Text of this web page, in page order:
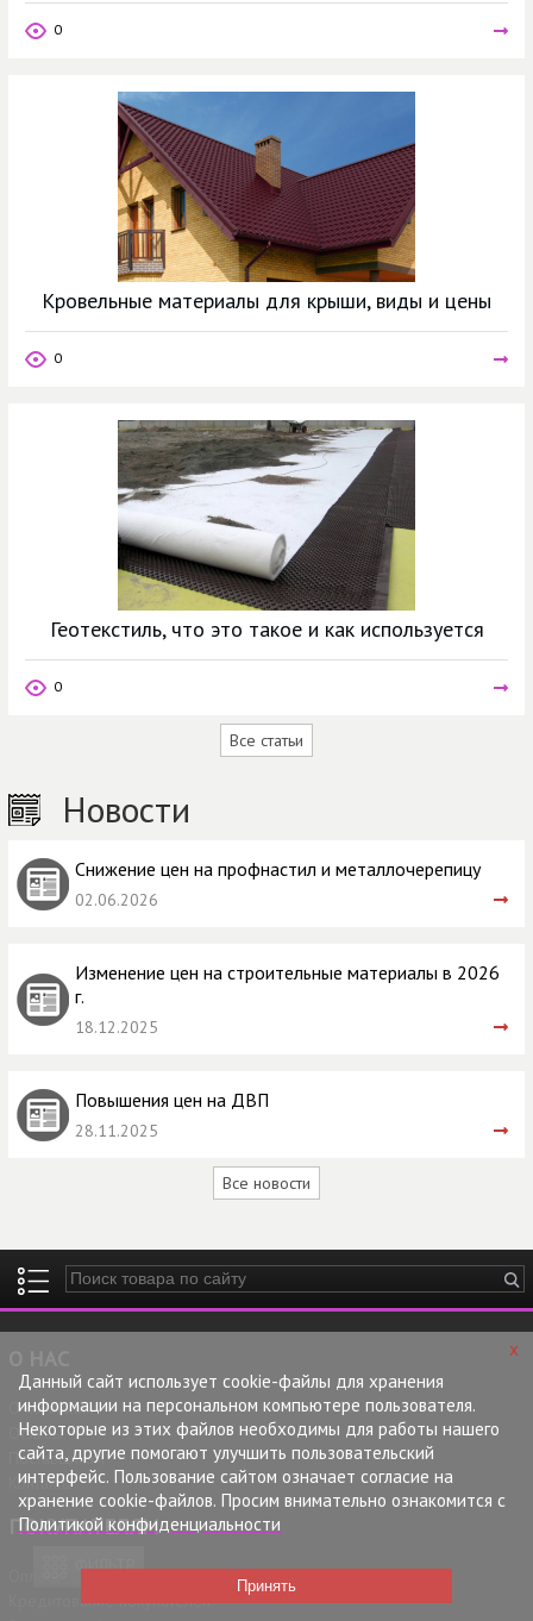
0
Кровельные материалы для крыши, виды и цены
0
Геотекстиль, что это такое и как используется
0
Все статьи
Новости
Снижение цен на профнастил и металлочерепицу
02.06.2026
Изменение цен на строительные материалы в 2026
г.
18.12.2025
Повышения цен на ДВП
28.11.2025
Все новости
ФИЛЬТР
Данный сайт использует cookie-файлы для хранения
информации на персональном компьютере пользователя.
Некоторые из этих файлов необходимы для работы нашего
сайта, другие помогают улучшить пользовательский
интерфейс. Пользование сайтом означает согласие на
хранение cookie-файлов. Просим внимательно ознакомится с
Политикой конфиденциальности
x
Введите ключевые слова для поиска
О компании
Отзывы
Поставщикам
Контакты
ПОКУПАТЕЛЯМ
Кредитование покупателей